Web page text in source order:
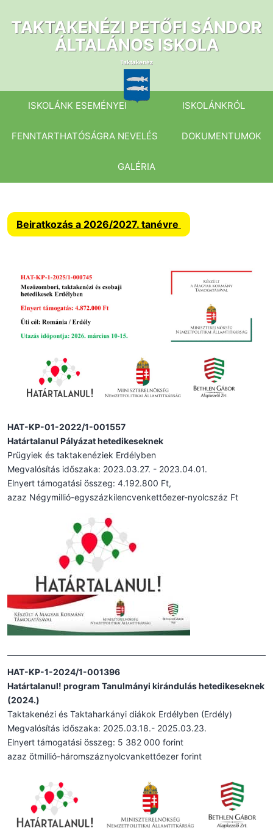
tartalomhoz
TAKTAKENÉZI PETŐFI SÁNDOR
ÁLTALÁNOS ISKOLA
ISKOLÁNK ESEMÉNYEI ISKOLÁNKRÓL
FENNTARTHATÓSÁGRA NEVELÉS DOKUMENTUMOK
GALÉRIA
Beiratkozás a 2026/2027. tanévre
HAT-KP-01-2022/1-001557
Határtalanul Pályázat hetedikeseknek
Prügyiek és taktakenéziek Erdélyben
Megvalósítás időszaka: 2023.03.27. - 2023.04.01.
Elnyert támogatási összeg: 4.192.800 Ft,
azaz Négymillió-egyszázkilencvenkettőezer-nyolcszáz Ft
HAT-KP-1-2024/1-001396
Határtalanul! program Tanulmányi kirándulás hetedikeseknek
(2024.)
Taktakenézi és Taktaharkányi diákok Erdélyben (Erdély)
Megvalósítás időszaka: 2025.03.18.- 2025.03.23.
Elnyert támogatási összeg: 5 382 000 forint
azaz ötmillió-háromszáznyolcvankettőezer forint